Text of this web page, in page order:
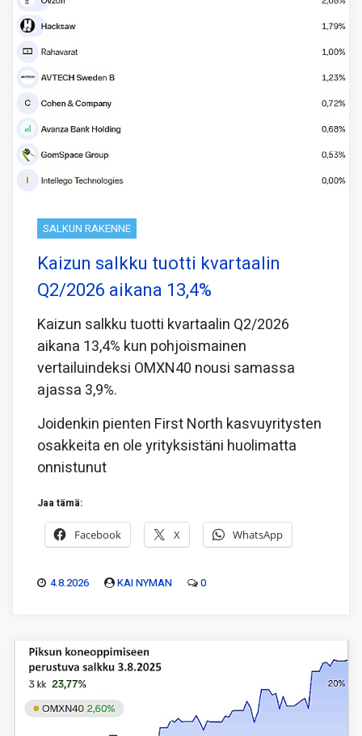
SALKUN RAKENNE
Kaizun salkku tuotti kvartaalin
Q2/2026 aikana 13,4%
Kaizun salkku tuotti kvartaalin Q2/2026
aikana 13,4% kun pohjoismainen
vertailuindeksi OMXN40 nousi samassa
ajassa 3,9%.
Joidenkin pienten First North kasvuyritysten
osakkeita en ole yrityksistäni huolimatta
onnistunut
Jaa tämä:
Facebook X WhatsApp
4.8.2026 KAI NYMAN 0